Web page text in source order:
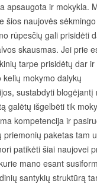
apsaugota ir mokykla.
šios naujovės sėkmingo
rūpesčių gali prisidėti
skausmas. Jei prie
tarpe prisidėtų dar ir
kelių mokymo dalykų
sustabdyti blogėjantį
galėtų išgelbėti tik
kompetencija ir
priemonių paketas tam
patikėti šiai naujovei
mano esant
santykių struktūrą